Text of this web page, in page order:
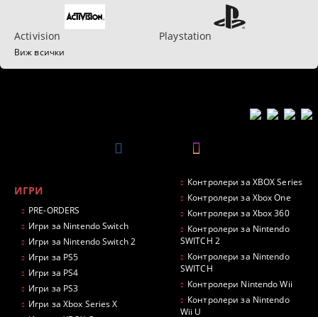
Activision Playstation
Виж всички
ИГРИ
PRE-ORDERS
Игри за Nintendo Switch
Игри за Nintendo Switch 2
Игри за PS5
Игри за PS4
Игри за PS3
Игри за Xbox Series X
Контролери за XBOX Series
Контролери за Xbox One
Контролери за Xbox 360
Контролери за Nintendo
SWITCH 2
Контролери за Nintendo
SWITCH
Контролери Nintendo Wii
Контролери за Nintendo
Wii U